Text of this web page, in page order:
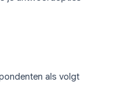
als volgt